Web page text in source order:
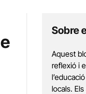
Sobre
Aquest
reflexió i
locals.